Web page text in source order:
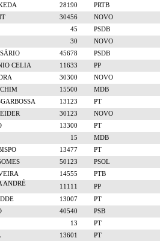
28190
PRTB
30456
NOVO
45
PSDB
30
NOVO
45678
PSDB
CELIA 11633
PP
30300
NOVO
15500
MDB
13123
PT
30123
NOVO
13300
PT
15
MDB
13477
PT
50123
PSOL
14555
PTB
ANDRÉ
11111
PP
13007
PT
40540
PSB
13
PT
13601
PT